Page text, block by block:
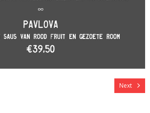
Next